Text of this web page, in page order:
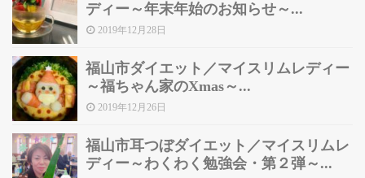
ディー～年末年始のお知らせ～...
2019年12月28日
福山市ダイエット／マイスリムレディー
～福ちゃん家のXmas～...
2019年12月26日
福山市耳つぼダイエット／マイスリムレ
ディー～わくわく勉強会・第２弾～...